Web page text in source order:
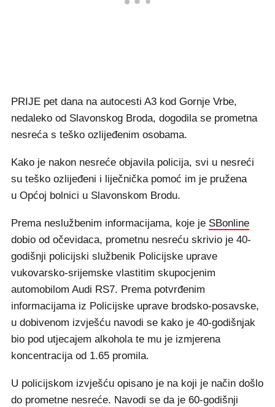
PRIJE pet dana na autocesti A3 kod Gornje Vrbe,
nedaleko od Slavonskog Broda, dogodila se prometna
nesreća s teško ozlijeđenim osobama.
Kako je nakon nesreće objavila policija, svi u nesreći
su teško ozlijeđeni i liječnička pomoć im je pružena
u Općoj bolnici u Slavonskom Brodu.
Prema neslužbenim informacijama, koje je SBonline
dobio od očevidaca, prometnu nesreću skrivio je 40-
godišnji policijski službenik Policijske uprave
vukovarsko-srijemske vlastitim skupocjenim
automobilom Audi RS7. Prema potvrđenim
informacijama iz Policijske uprave brodsko-posavske,
u dobivenom izvješću navodi se kako je 40-godišnjak
bio pod utjecajem alkohola te mu je izmjerena
koncentracija od 1.65 promila.
U policijskom izvješću opisano je na koji je način došlo
do prometne nesreće. Navodi se da je 60-godišnji